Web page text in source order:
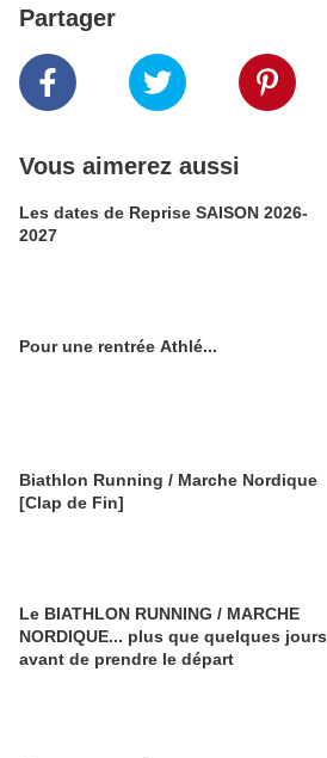
Partager
Vous aimerez aussi
Les dates de Reprise SAISON 2026-
2027
Pour une rentrée Athlé...
Biathlon Running / Marche Nordique
[Clap de Fin]
Le BIATHLON RUNNING / MARCHE
NORDIQUE... plus que quelques jours
avant de prendre le départ